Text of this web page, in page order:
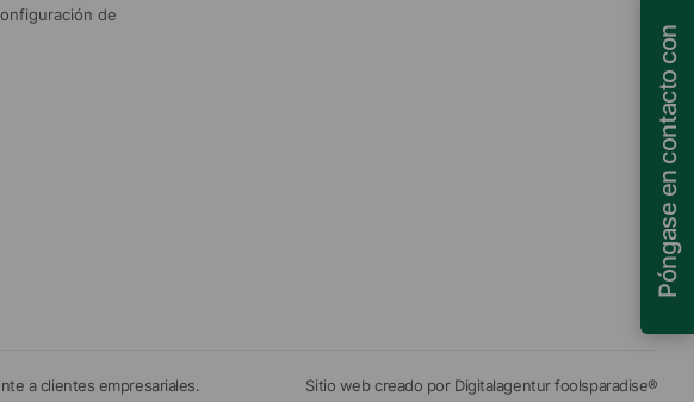
de
a clientes empresariales. Sitio web creado por Digitalagentur foolsparadise®
Póngase en contacto con